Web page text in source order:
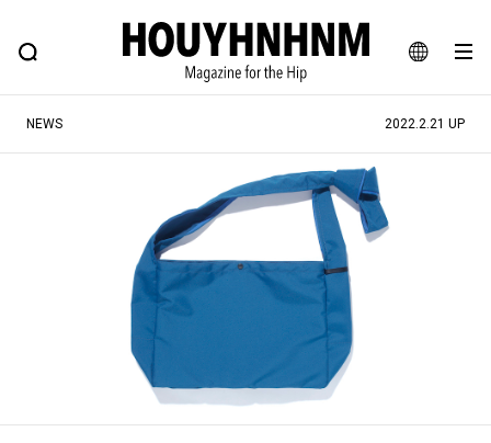
JA
EN
FEATURE BLOG SNAP
ヒップなファッション、カルチャー、ライフスタイルWEBマガジン
#SHOPPING ADDICT #憧れの逸品
#ESSENTIAL DESIGNS #古着サミット
#NEW VINTAGE #マイナーグッド図鑑
#路地裏てぃーん。 #MONTHLY JOURNAL
#GH 銘品の所以 #フイナムのYouTube
NEWS 2022.2.21 UP